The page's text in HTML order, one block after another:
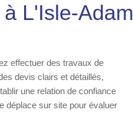
L'Isle-Adam
effectuer des travaux de
devis clairs et détaillés,
une relation de confiance
déplace sur site pour évaluer